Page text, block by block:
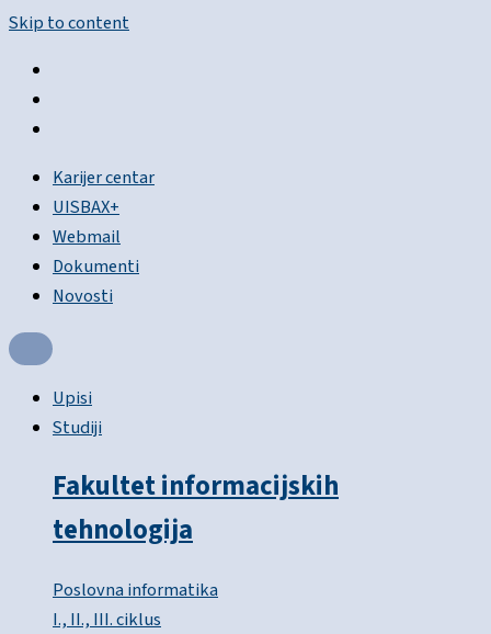
Skip to content
Karijer centar
UISBAX+
Webmail
Dokumenti
Novosti
Upisi
Studiji
Fakultet informacijskih
tehnologija
Poslovna informatika
I., II., III. ciklus